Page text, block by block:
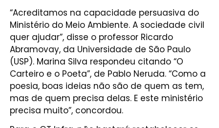
“Acreditamos na capacidade persuasiva do
Ministério do Meio Ambiente. A sociedade civil
quer ajudar”, disse o professor Ricardo
Abramovay, da Universidade de São Paulo
(USP). Marina Silva respondeu citando “O
Carteiro e o Poeta”, de Pablo Neruda. “Como a
poesia, boas ideias não são de quem as tem,
mas de quem precisa delas. E este ministério
precisa muito”, concordou.